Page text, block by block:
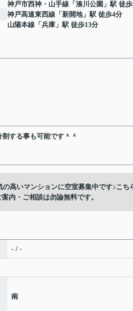
神戸市西神・山手線 「 湊川公園 」駅 徒
神戸高速東西線 「 新開地」駅 徒歩4分
山陽本線 「 兵庫 」駅 徒歩13分
する事も可能です＾＾
高いマンションに空室募集中です♪こち
内・ご相談は勿論無料です。
- / -
南